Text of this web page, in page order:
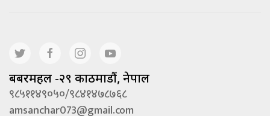
बबरमहल -२९ काठमाडौं, नेपाल
९८५११४९०५०/९८४१४७८७६८
amsanchar073@gmail.com